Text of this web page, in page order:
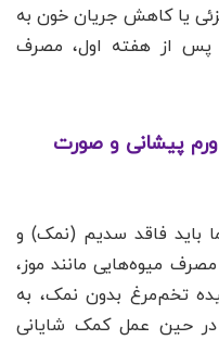
یا کاهش جریان خون به
پس از هفته اول، مصرف
پیشانی و صورت
باید فاقد سدیم (نمک) و
میوه‌هایی مانند موز،
تخم‌مرغ بدون نمک، به
در حین عمل کمک شایانی